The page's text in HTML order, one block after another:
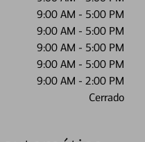
9:00 AM - 5:00 PM
9:00 AM - 5:00 PM
9:00 AM - 5:00 PM
9:00 AM - 5:00 PM
9:00 AM - 2:00 PM
Cerrado